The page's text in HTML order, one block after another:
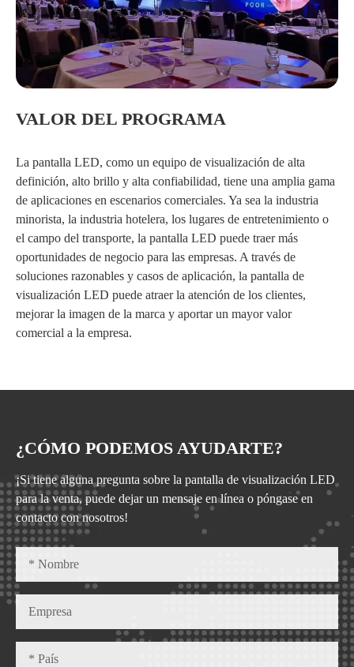
Serie FO3 FC (P3.33, P4.44, P5.7, P6.67, P8, P10)
Serie de L-N IR & OR (interior: P1.56, P1.9, P2.5, P2.6,
Serie Micro LED (P1.25, P0.9, P0.7)
Serie FO4 FC (P3.33, P4.44, P5.7, P6.67, P8, P10)
Serie Z XR-IR3 (P1.95, P2.604, P2.97, P3.91)
Serie QD-COB (P0.93, P1.25, P1.56)
Serie ES3 (P3.91, P4.81, P6.25, P7.81, P10.42)
Serie de la pantalla del cartel de OLED (55 pulgadas)
VALOR DEL PROGRAMA
La pantalla LED, como un equipo de visualización de alta
definición, alto brillo y alta confiabilidad, tiene una amplia gama
de aplicaciones en escenarios comerciales. Ya sea la industria
minorista, la industria hotelera, los lugares de entretenimiento o
el campo del transporte, la pantalla LED puede traer más
oportunidades de negocio para las empresas. A través de
soluciones razonables y casos de aplicación, la pantalla de
visualización LED puede atraer la atención de los clientes,
mejorar la imagen de la marca y aportar un mayor valor
comercial a la empresa.
¿CÓMO PODEMOS AYUDARTE?
¡Si tiene alguna pregunta sobre la pantalla de visualización LED
para la venta, puede dejar un mensaje en línea o póngase en
contacto con nosotros!